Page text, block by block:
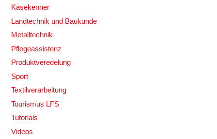
Käsekenner
Landtechnik und Baukunde
Metalltechnik
Pflegeassistenz
Produktveredelung
Sport
Textilverarbeitung
Tourismus LFS
Tutorials
Videos